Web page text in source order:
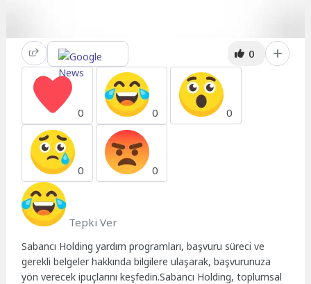
0
0 0 0
0 0
Tepki Ver
Sabancı Holding yardım programları, başvuru süreci ve
gerekli belgeler hakkında bilgilere ulaşarak, başvurunuza
yön verecek ipuçlarını keşfedin.Sabancı Holding, toplumsal